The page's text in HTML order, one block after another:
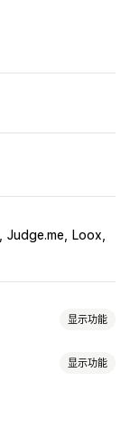
Judge.me
Loox
显示功能
显示功能